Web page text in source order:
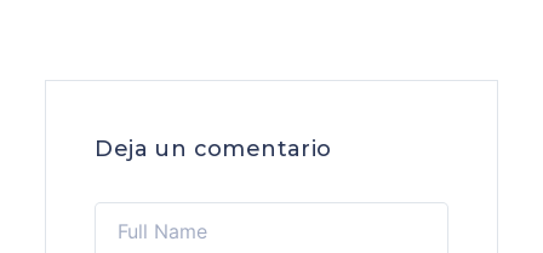
Deja un comentario